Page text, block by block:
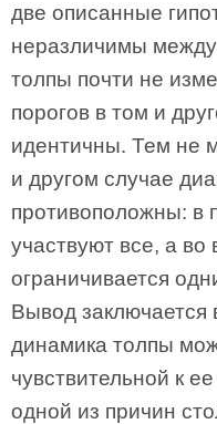
две описанные
неразличимы
толпы почти не
порогов в том и
идентичны. Тем не
и другом случае
противоположны: в
участвуют все, а во
ограничивается
Вывод заключается
динамика толпы
чувствительной к
одной из причин